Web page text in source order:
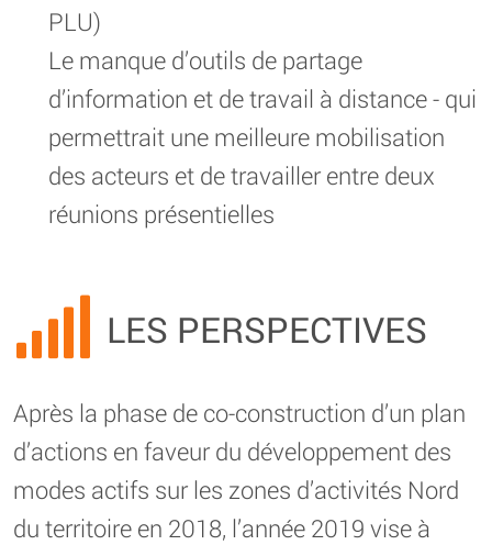
PLU)
Le manque d’outils de partage
d’information et de travail à distance - qui
permettrait une meilleure mobilisation
des acteurs et de travailler entre deux
réunions présentielles
LES PERSPECTIVES
Après la phase de co-construction d’un plan
d’actions en faveur du développement des
modes actifs sur les zones d’activités Nord
du territoire en 2018, l’année 2019 vise à